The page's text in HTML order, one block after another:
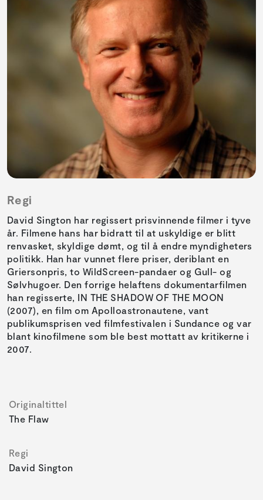
Regi
David Sington har regissert prisvinnende filmer i tyve
år. Filmene hans har bidratt til at uskyldige er blitt
renvasket, skyldige dømt, og til å endre myndigheters
politikk. Han har vunnet flere priser, deriblant en
Griersonpris, to WildScreen-pandaer og Gull- og
Sølvhugoer. Den forrige helaftens dokumentarfilmen
han regisserte, IN THE SHADOW OF THE MOON
(2007), en film om Apolloastronautene, vant
publikumsprisen ved filmfestivalen i Sundance og var
blant kinofilmene som ble best mottatt av kritikerne i
2007.
Originaltittel
The Flaw
Regi
David Sington